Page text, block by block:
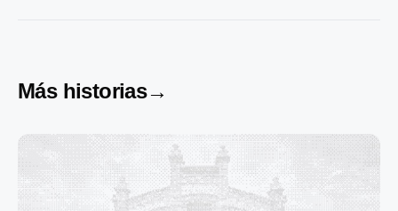
Más historias→